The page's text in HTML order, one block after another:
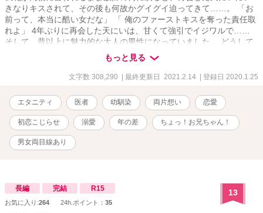
きなりキスされて、その後も何故かグイグイ迫ってきて……。 「お
前って、本当に酷い女だな」 「 俺のファーストキスを奪った責任取
れよ」 4年ぶりに再会した天にいは、甘くて強引でイジワルで……
そして、昔以上に魅力的な大人の男性になっていました。 どうして
キスをするの？ どうして私の身体に触れるの？ どうして…… そんな
に切ない瞳で私を見つめるの？ 月白楓花(つきしろふうか) 22歳 保母
さんから引きこもり、 そして実家の喫茶店手伝いに。 柊天馬(ひい
これは恋心をこじらせた2人の、 初恋やり直しストーリー。 ＊2020
／3／20 本編完結済み。不定期で番外編追加中です。 ＊幼馴染なの
で過去の回想シーンが多目です。 ＊表紙のイラストは可愛らしいで
すが、第22話からガッツリR18展開がありますので御注意くださ
い。 イラストはミカスケ様です。
もっと見る
文字数 308,290 | 最終更新日 2021.2.14 | 登録日 2020.1.25
エタニティ 医者 幼馴染 両片想い 恋愛
初恋こじらせ 溺愛 年の差 ちょっ！お兄ちゃん！
男女両目線あり
長編 完結 R15
お気に入り:264 24h.ポイント： 35
13